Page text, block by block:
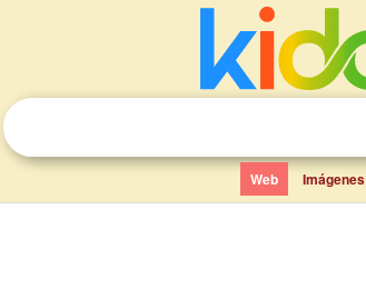
Web Imágenes